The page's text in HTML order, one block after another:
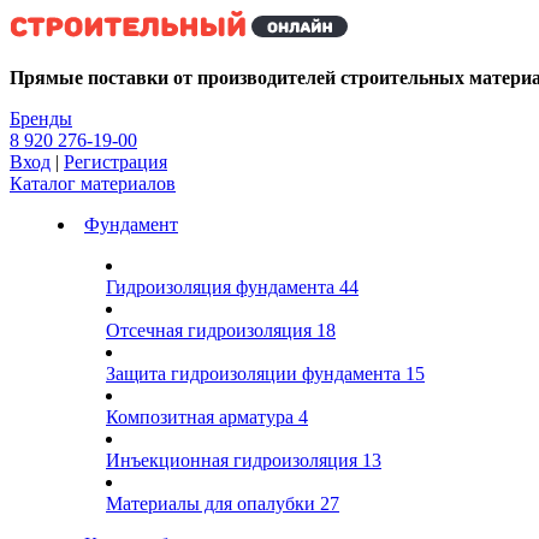
Kg
Прямые поставки от производителей строительных
Бренды
8 920 276-19-00
Вход | Регистрация
Каталог материалов
Фундамент
Гидроизоляция фундамента 44
Отсечная гидроизоляция 18
Защита гидроизоляции фундамента 15
Композитная арматура 4
Инъекционная гидроизоляция 13
Материалы для опалубки 27